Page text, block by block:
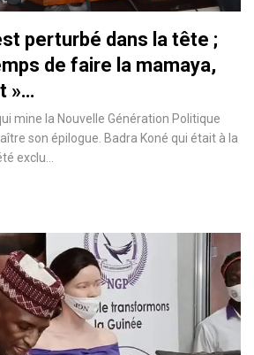
perturbé dans la tête ;
de faire la mamaya,
»…
mine la Nouvelle Génération Politique
son épilogue. Badra Koné qui était à la
exclu…